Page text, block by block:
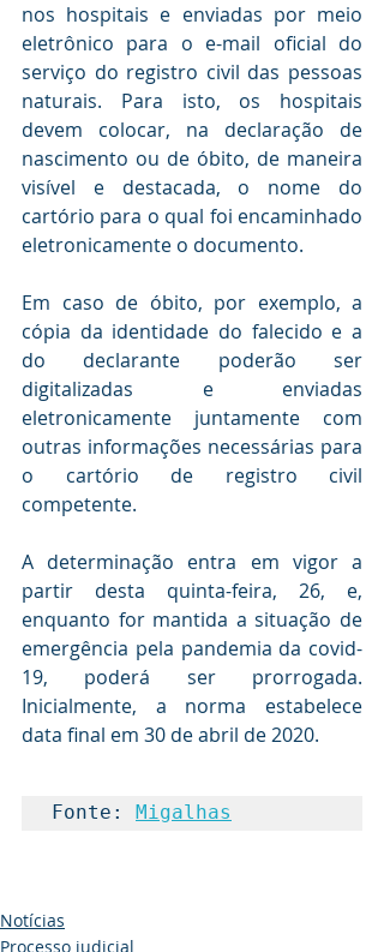
nos hospitais e enviadas por meio
eletrônico para o e-mail oficial do
serviço do registro civil das pessoas
naturais. Para isto, os hospitais
devem colocar, na declaração de
nascimento ou de óbito, de maneira
visível e destacada, o nome do
cartório para o qual foi encaminhado
eletronicamente o documento.
Em caso de óbito, por exemplo, a
cópia da identidade do falecido e a
do declarante poderão ser
digitalizadas e enviadas
eletronicamente juntamente com
outras informações necessárias para
o cartório de registro civil
competente.
A determinação entra em vigor a
partir desta quinta-feira, 26, e,
enquanto for mantida a situação de
emergência pela pandemia da covid-
19, poderá ser prorrogada.
Inicialmente, a norma estabelece
data final em 30 de abril de 2020.
Fonte: Migalhas
Notícias
Processo judicial